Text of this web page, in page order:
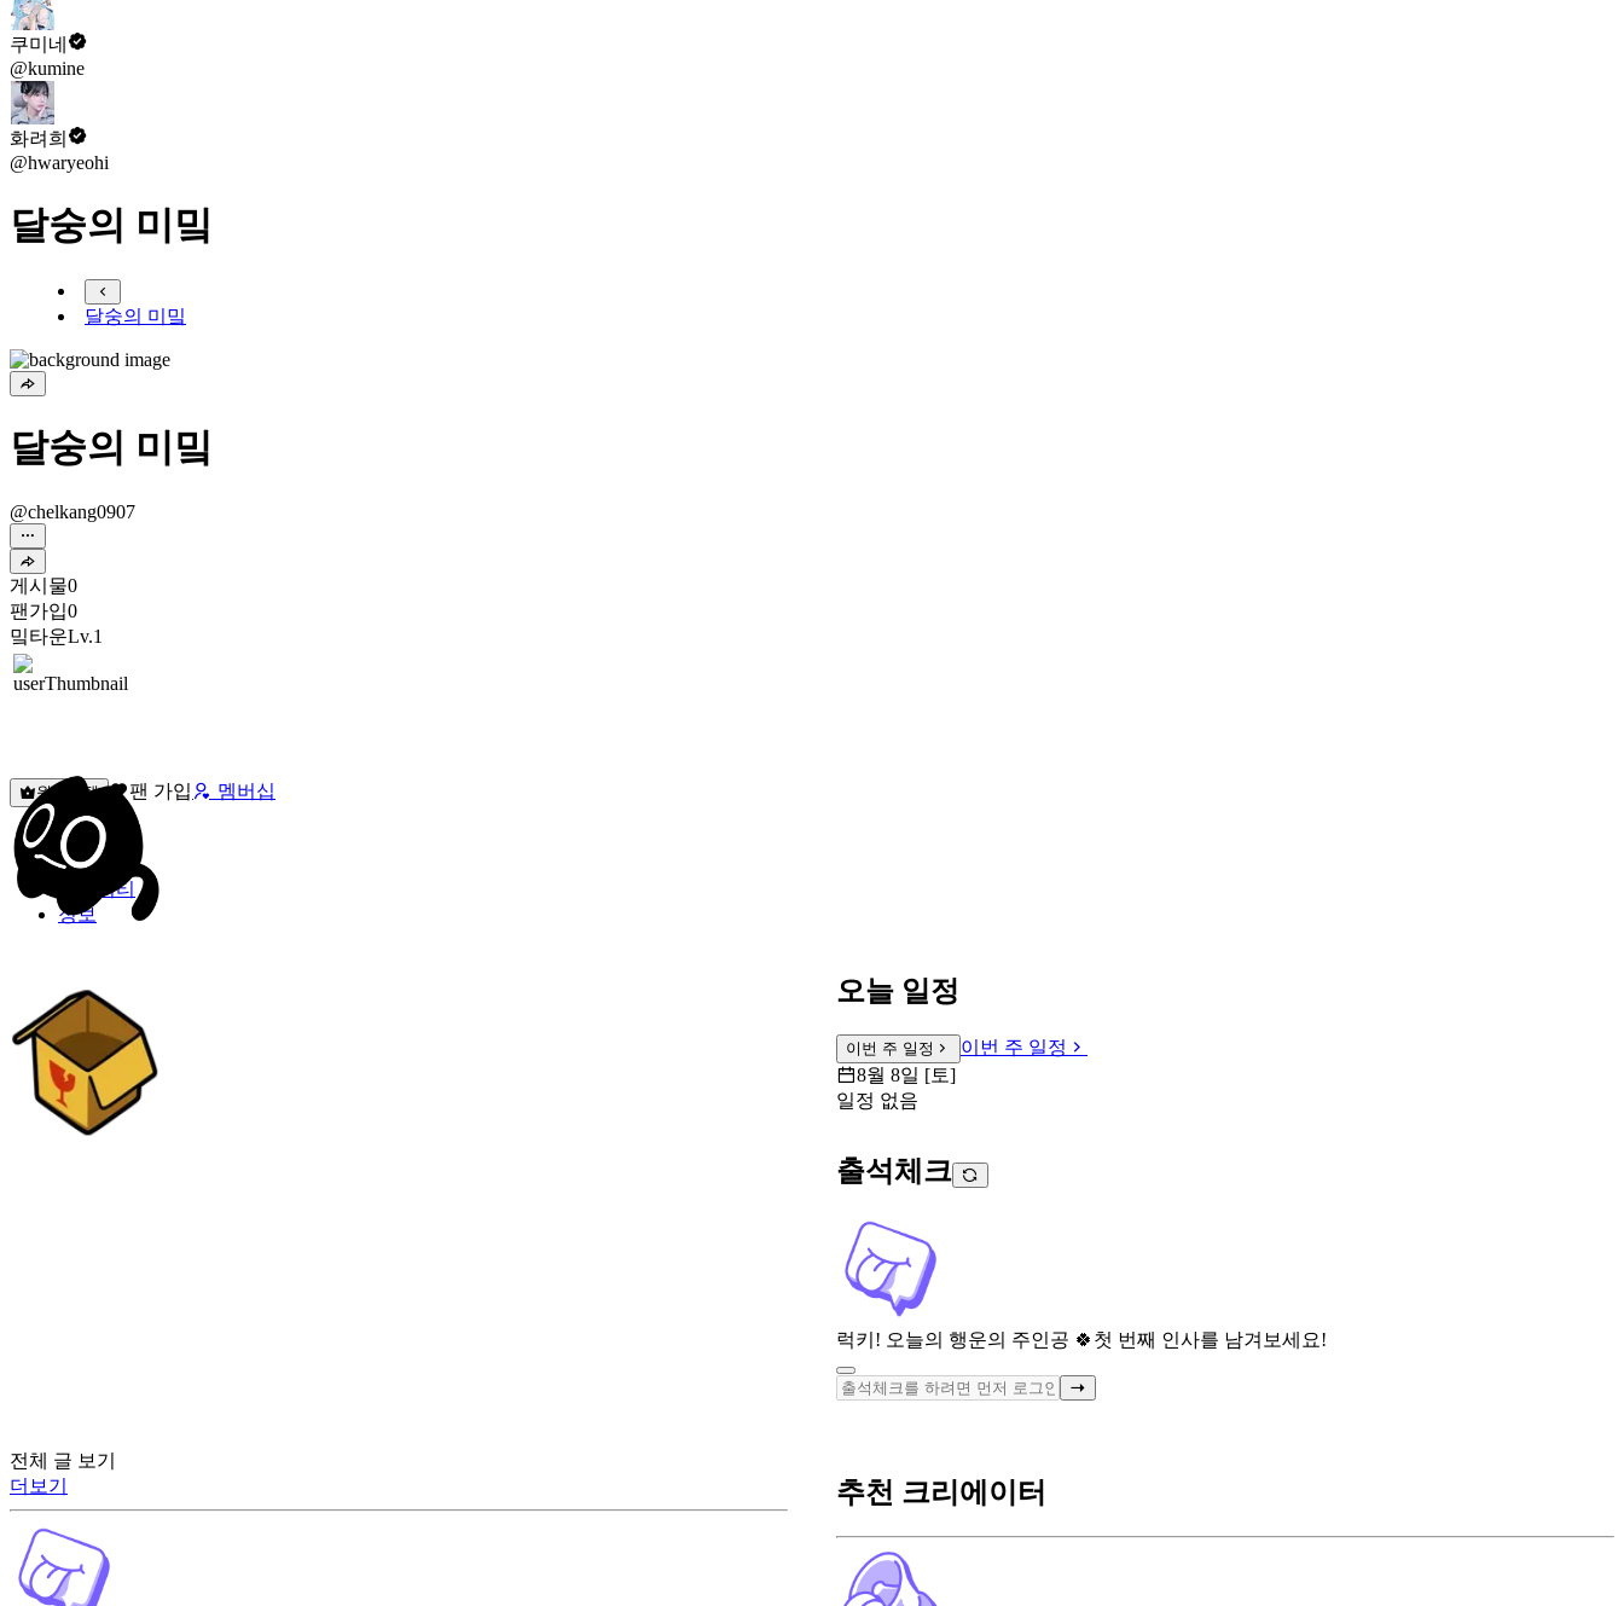
쿠미네
@kumine
화려희
@hwaryeohi
달숭의 미밐
달숭의 미밐
달숭의 미밐
@chelkang0907
게시물0
팬가입0
밐타운Lv.1
원픽선택 팬 가입 멤버십
밐타운
피드
커뮤니티
정보
오늘 일정
이번 주 일정
이번 주 일정
8월 8일 [토]
일정 없음
출석체크
럭키! 오늘의 행운의 주인공 🍀 첫 번째 인사를 남겨보세요!
전체 글 보기
더보기
추천 크리에이터